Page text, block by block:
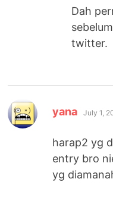
Dah
twitter.
yana says:
July 1,
harap2 yg
entry bro
yg